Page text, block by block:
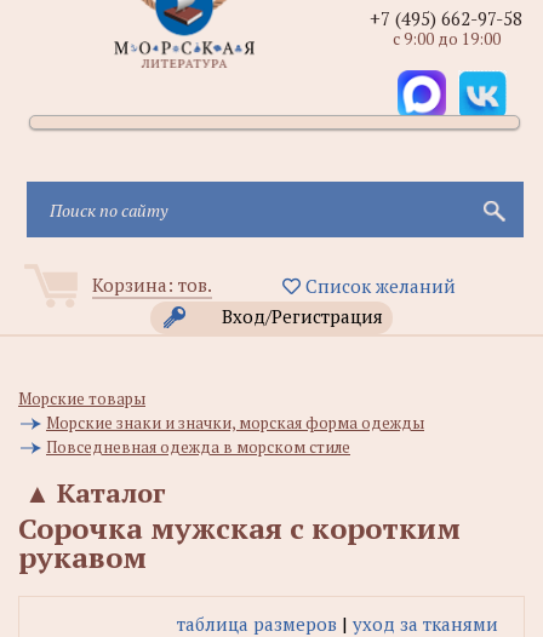
Корзина: тов.
Список желаний
Вход/Регистрация
+7 (495) 662-97-58
с 9:00 до 19:00
Морские товары
Морские знаки и значки, морская форма одежды
Повседневная одежда в морском стиле
Каталог
▲
Сорочка мужская с коротким
рукавом
таблица размеров | уход за тканями